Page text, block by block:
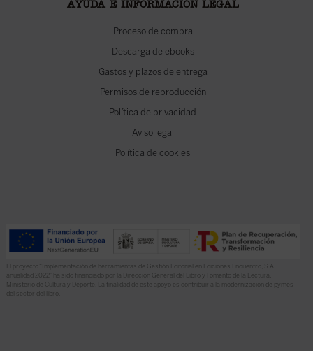
AYUDA E INFORMACIÓN LEGAL
Proceso de compra
Descarga de ebooks
Gastos y plazos de entrega
Permisos de reproducción
Política de privacidad
Aviso legal
Política de cookies
El proyecto “Implementación de herramientas de Gestión Editorial en Ediciones Encuentro, S.A.
anualidad 2022” ha sido financiado por la Dirección General del Libro y Fomento de la Lectura,
Ministerio de Cultura y Deporte. La finalidad de este apoyo es contribuir a la modernización de pymes
del sector del libro.